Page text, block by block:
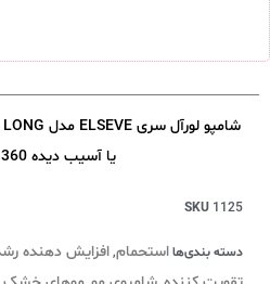
یا آسیب دیده 360 میلی لیتر
SKU 1125
دسته بندی‌هااستحمام,افزایش دهنده